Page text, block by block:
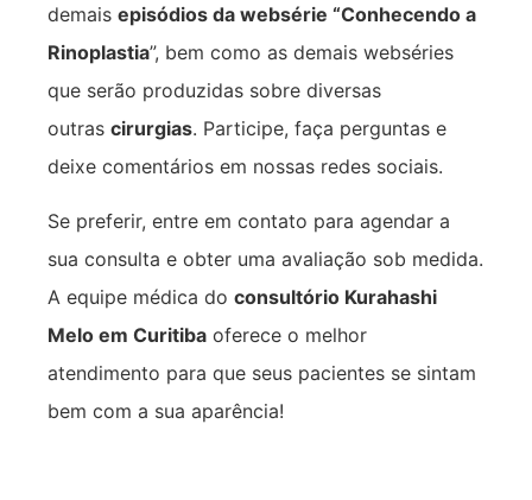
demais episódios da websérie “Conhecendo a
Rinoplastia”, bem como as demais webséries
que serão produzidas sobre diversas
outras cirurgias. Participe, faça perguntas e
deixe comentários em nossas redes sociais.
Se preferir, entre em contato para agendar a
sua consulta e obter uma avaliação sob medida.
A equipe médica do consultório Kurahashi
Melo em Curitiba oferece o melhor
atendimento para que seus pacientes se sintam
bem com a sua aparência!